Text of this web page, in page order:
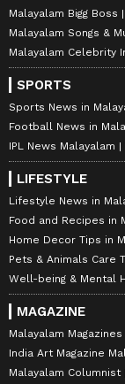
Malayalam Bigg Boss
Malayalam Songs &
Malayalam Celebrity
SPORTS
Sports News in
Football News in
IPL News Malayalam
LIFESTYLE
Lifestyle News in
Food and Recipes in
Home Decor Tips in
Pets & Animals Care
Well-being & Mental
MAGAZINE
Malayalam Magazines
India Art Magazine
Malayalam Columnist